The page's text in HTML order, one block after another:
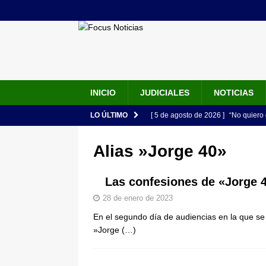
INICIO JUDICIALES NOTICIAS
LO ÚLTIMO [ 5 de agosto de 2026 ] “No
[ 5 de agosto de 2026 ]
de su esposa y su bebé simulando
[ 5 de agosto de 2026 ]
apartan del juicio contra Jorge
Alias »Jorge 40»
Las confesiones de «Jorge
28 de enero de 2023
En el segundo día de audiencias en la que
»Jorge (…)